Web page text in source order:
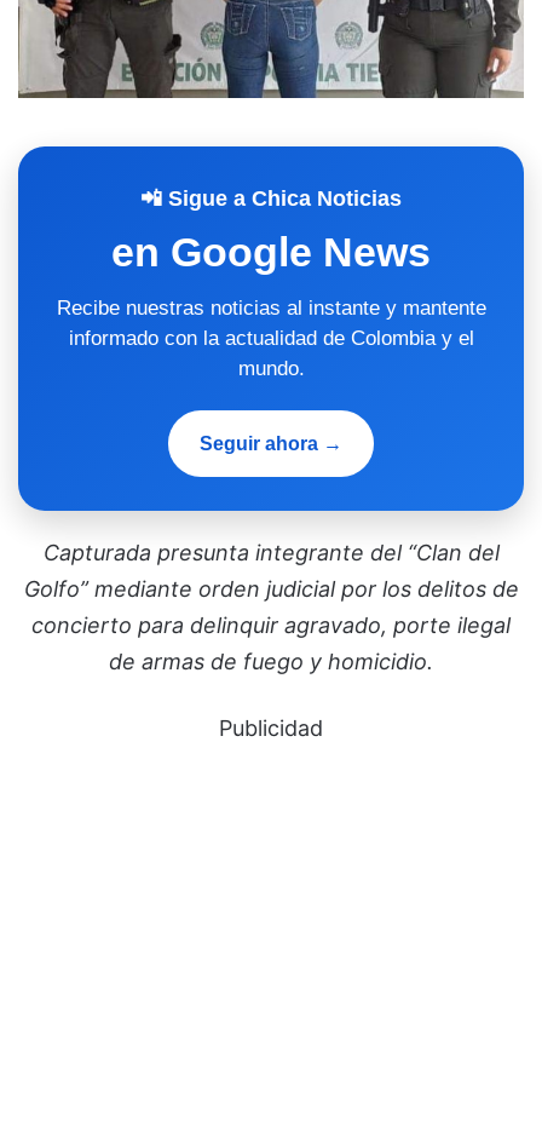
📲 Sigue a Chica Noticias
en Google News
Recibe nuestras noticias al instante y mantente
informado con la actualidad de Colombia y el
mundo.
Seguir ahora →
Capturada presunta integrante del “Clan del
Golfo” mediante orden judicial por los delitos de
concierto para delinquir agravado, porte ilegal
de armas de fuego y homicidio.
Publicidad